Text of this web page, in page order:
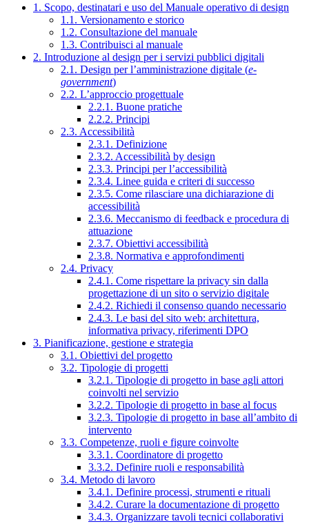
1. Scopo, destinatari e uso del Manuale operativo di design
1.1. Versionamento e storico
1.2. Consultazione del manuale
1.3. Contribuisci al manuale
2. Introduzione al design per i servizi pubblici digitali
2.1. Design per l’amministrazione digitale (e-
government)
2.2. L’approccio progettuale
2.2.1. Buone pratiche
2.2.2. Principi
2.3. Accessibilità
2.3.1. Definizione
2.3.2. Accessibilità by design
2.3.3. Principi per l’accessibilità
2.3.4. Linee guida e criteri di successo
2.3.5. Come rilasciare una dichiarazione di
accessibilità
2.3.6. Meccanismo di feedback e procedura di
attuazione
2.3.7. Obiettivi accessibilità
2.3.8. Normativa e approfondimenti
2.4. Privacy
2.4.1. Come rispettare la privacy sin dalla
progettazione di un sito o servizio digitale
2.4.2. Richiedi il consenso quando necessario
2.4.3. Le basi del sito web: architettura,
informativa privacy, riferimenti DPO
3. Pianificazione, gestione e strategia
3.1. Obiettivi del progetto
3.2. Tipologie di progetti
3.2.1. Tipologie di progetto in base agli attori
coinvolti nel servizio
3.2.2. Tipologie di progetto in base al focus
3.2.3. Tipologie di progetto in base all’ambito di
intervento
3.3. Competenze, ruoli e figure coinvolte
3.3.1. Coordinatore di progetto
3.3.2. Definire ruoli e responsabilità
3.4. Metodo di lavoro
3.4.1. Definire processi, strumenti e rituali
3.4.2. Curare la documentazione di progetto
3.4.3. Organizzare tavoli tecnici collaborativi